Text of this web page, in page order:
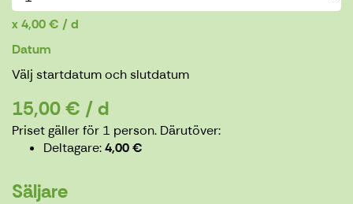
4,00 € / d
Datum
Välj startdatum och slutdatum
15,00 € / d
Priset gäller för 1 person. Därutöver:
Deltagare 4,00 €
Säljare